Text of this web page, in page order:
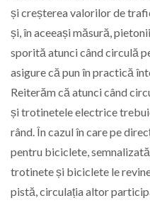
și creșterea valorilor de
și, în aceeași măsură,
sporită atunci când circulă
asigure că pun în practică
Reiterăm că atunci când
și trotinetele electrice
rând. În cazul în care pe
pentru biciclete,
trotinete și biciclete le
pistă, circulația altor